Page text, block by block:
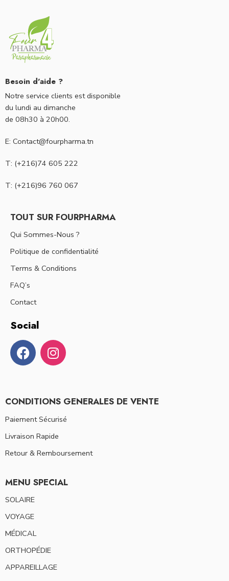
Besoin d'aide ?
Notre service clients est disponible
du lundi au dimanche
de 08h30 à 20h00.
E: Contact@fourpharma.tn
T: (+216)74 605 222
T: (+216)96 760 067
TOUT SUR FOURPHARMA
Qui Sommes-Nous ?
Politique de confidentialité
Terms & Conditions
FAQ’s
Contact
Social
CONDITIONS GENERALES DE VENTE
Paiement Sécurisé
Livraison Rapide
Retour & Remboursement
MENU SPECIAL
SOLAIRE
VOYAGE
MÉDICAL
ORTHOPÉDIE
APPAREILLAGE